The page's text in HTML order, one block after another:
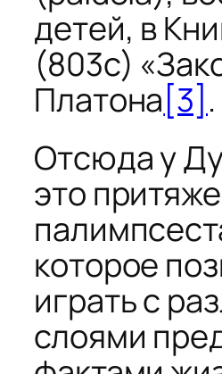
детей, в
(803c)
Платона[3] .
Отсюда у
это
которое
играть с
слоями